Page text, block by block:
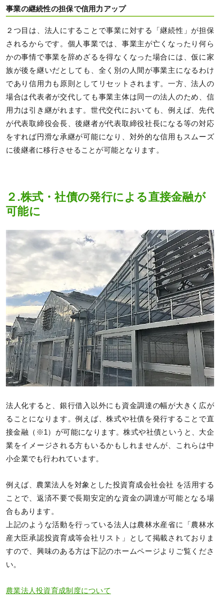
事業の継続性の担保で信用力アップ
２つ目は、法人にすることで事業に対する「継続性」が担保
されるからです。個人事業では、事業主が亡くなったり何ら
かの事情で事業を辞めざるを得なくなった場合には、仮に家
族が後を継いだとしても、全く別の人間が事業主になるわけ
であり信用力も原則としてリセットされます。一方、法人の
場合は代表者が交代しても事業主体は同一の法人のため、信
用力は引き継がれます。世代交代においても、例えば、先代
が代表取締役会長、後継者が代表取締役社長になる等の対応
をすれば円滑な承継が可能になり、対外的な信用もスムーズ
に後継者に移行させることが可能となります。
２.株式・社債の発行による直接金融が
可能に
法人化すると、銀行借入以外にも資金調達の幅が大きく広が
ることになります。例えば、株式や社債を発行することで直
接金融（※1）が可能になります。株式や社債というと、大企
業をイメージされる方もいるかもしれませんが、これらは中
小企業でも行われています。
例えば、農業法人を対象とした投資育成会社会社 を活用する
ことで、返済不要で長期安定的な資金の調達が可能となる場
合もあります。
上記のような活動を行っている法人は農林水産省に「農林水
産大臣承認投資育成等会社リスト」として掲載されておりま
すので、興味のある方は下記のホームページよりご覧くださ
い。
農業法人投資育成制度について